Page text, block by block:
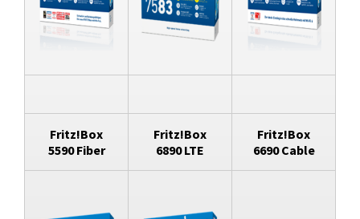
Fritz!Box
5590 Fiber
Fritz!Box
6890 LTE
Fritz!Box
6690 Cable